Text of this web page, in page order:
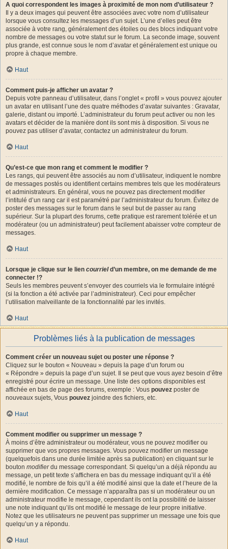
A quoi correspondent les images à proximité de mon nom d’utilisateur ?
Il y a deux images qui peuvent être associées avec votre nom d’utilisateur
lorsque vous consultez les messages d’un sujet. L’une d’elles peut être
associée à votre rang, généralement des étoiles ou des blocs indiquant votre
nombre de messages ou votre statut sur le forum. La seconde image, souvent
plus grande, est connue sous le nom d’avatar et généralement est unique ou
propre à chaque membre.
Haut
Comment puis-je afficher un avatar ?
Depuis votre panneau d’utilisateur, dans l’onglet « profil » vous pouvez ajouter
un avatar en utilisant l’une des quatre méthodes d’avatar suivantes : Gravatar,
galerie, distant ou importé. L’administrateur du forum peut activer ou non les
avatars et décider de la manière dont ils sont mis à disposition. Si vous ne
pouvez pas utiliser d’avatar, contactez un administrateur du forum.
Haut
Qu’est-ce que mon rang et comment le modifier ?
Les rangs, qui peuvent être associés au nom d’utilisateur, indiquent le nombre
de messages postés ou identifient certains membres tels que les modérateurs
et administrateurs. En général, vous ne pouvez pas directement modifier
l’intitulé d’un rang car il est paramétré par l’administrateur du forum. Évitez de
poster des messages sur le forum dans le seul but de passer au rang
supérieur. Sur la plupart des forums, cette pratique est rarement tolérée et un
modérateur (ou un administrateur) peut facilement abaisser votre compteur de
messages.
Haut
Lorsque je clique sur le lien courrield’un membre, on me demande de me
connecter !?
Seuls les membres peuvent s’envoyer des courriels via le formulaire intégré
(si la fonction a été activée par l’administrateur). Ceci pour empêcher
l’utilisation malveillante de la fonctionnalité par les invités.
Haut
Problèmes liés à la publication de messages
Comment créer un nouveau sujet ou poster une réponse ?
Cliquez sur le bouton « Nouveau » depuis la page d’un forum ou
« Répondre » depuis la page d’un sujet. Il se peut que vous ayez besoin d’être
enregistré pour écrire un message. Une liste des options disponibles est
affichée en bas de page des forums, exemple : Vous pouvez poster de
nouveaux sujets, Vous pouvez joindre des fichiers, etc.
Haut
Comment modifier ou supprimer un message ?
À moins d’être administrateur ou modérateur, vous ne pouvez modifier ou
supprimer que vos propres messages. Vous pouvez modifier un message
(quelquefois dans une durée limitée après sa publication) en cliquant sur le
bouton modifierdu message correspondant. Si quelqu’un a déjà répondu au
message, un petit texte s’affichera en bas du message indiquant qu’il a été
modifié, le nombre de fois qu’il a été modifié ainsi que la date et l’heure de la
dernière modification. Ce message n’apparaîtra pas si un modérateur ou un
administrateur modifie le message, cependant ils ont la possibilité de laisser
une note indiquant qu’ils ont modifié le message de leur propre initiative.
Notez que les utilisateurs ne peuvent pas supprimer un message une fois que
quelqu’un y a répondu.
Haut